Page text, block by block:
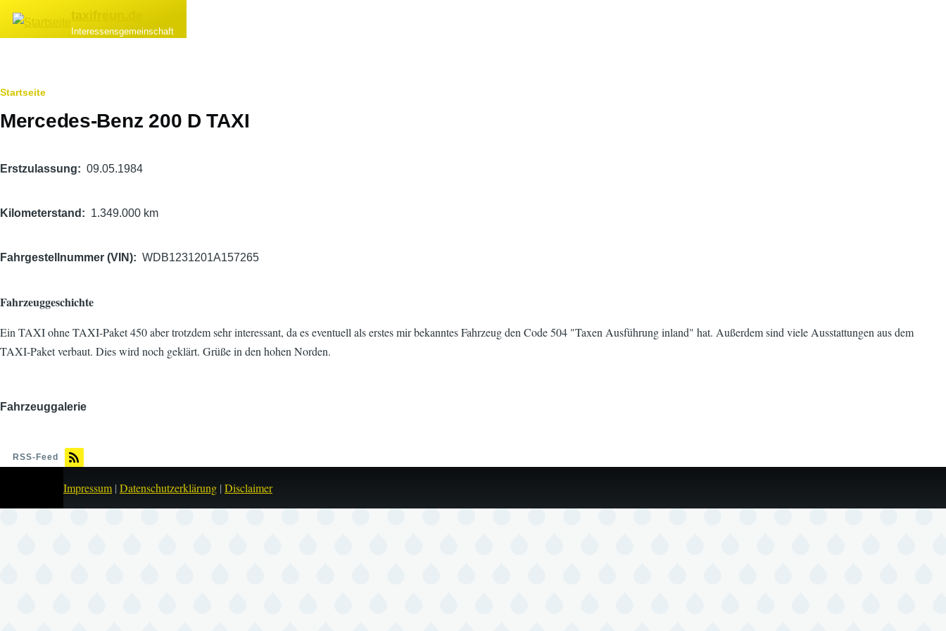
Direkt zum Inhalttaxifreun.de
Interessensgemeinschaft
Pfadnavigation
Startseite
Mercedes-Benz 200 D TAXI
Erstzulassung 09.05.1984
Kilometerstand 1.349.000 km
Fahrgestellnummer (VIN) WDB1231201A157265
Fahrzeuggeschichte
Ein TAXI ohne TAXI-Paket 450 aber trotzde m sehr interessant, da es eventuell als erstes mir bekanntes Fahrzeug den Code 504 "Taxen Ausführung inland" hat. Außerdem sind viele Ausstattungen aus dem
TAXI-Paket verbaut. Dies wird noch geklärt. Grüße in den hohen Norden.
Fahrzeuggalerie
RSS-Feed
Impressum | Datenschutzerklärung | Disclaimer